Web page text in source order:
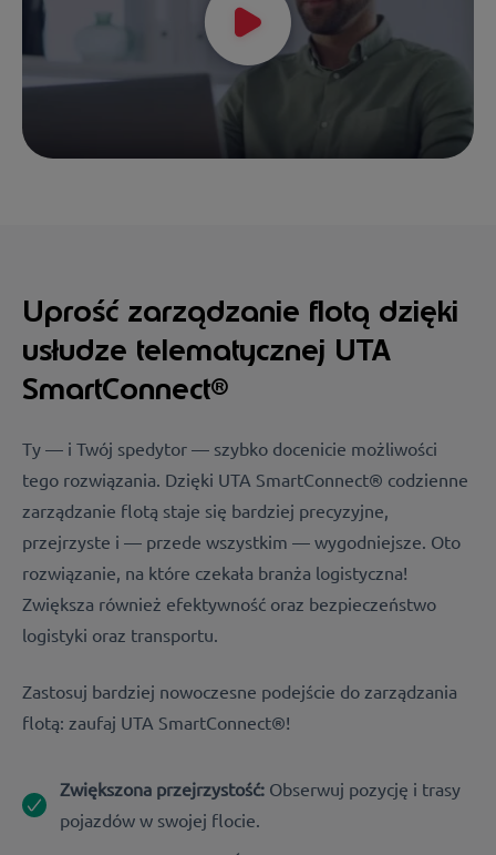
Uprość zarządzanie flotą dzięki
usłudze telematycznej UTA
SmartConnect®
Ty — i Twój spedytor — szybko docenicie możliwości
tego rozwiązania. Dzięki UTA SmartConnect® codzienne
zarządzanie flotą staje się bardziej precyzyjne,
przejrzyste i — przede wszystkim — wygodniejsze. Oto
rozwiązanie, na które czekała branża logistyczna!
Zwiększa również efektywność oraz bezpieczeństwo
logistyki oraz transportu.
Zastosuj bardziej nowoczesne podejście do zarządzania
flotą: zaufaj UTA SmartConnect®!
Zwiększona przejrzystość: Obserwuj pozycję i trasy
pojazdów w swojej flocie.